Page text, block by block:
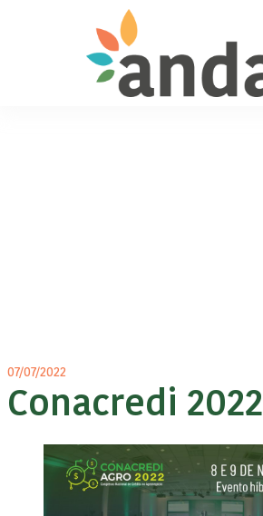
07/07/2022
Conacredi 2022